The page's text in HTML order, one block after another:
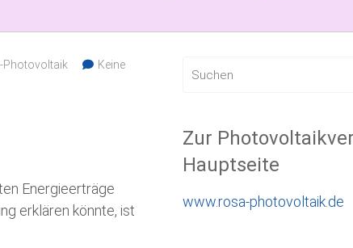
Photovoltaik
Keine
Energieerträge
erklären könnte, ist
Zur
Hauptseite
www.rosa-photovoltaik.de